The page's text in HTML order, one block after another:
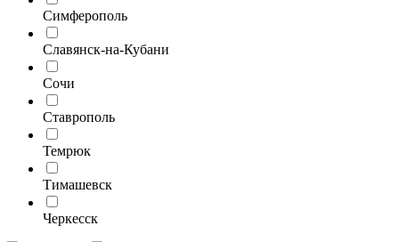
Симферополь
Славянск-на-Кубани
Сочи
Ставрополь
Темрюк
Тимашевск
Черкесск